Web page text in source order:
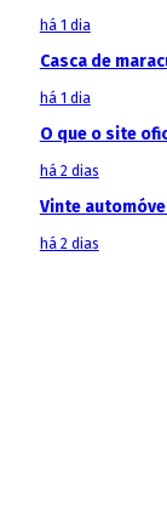
há 1 dia
Casca de
há 1 dia
O que o site
há 2 dias
Vinte
há 2 dias